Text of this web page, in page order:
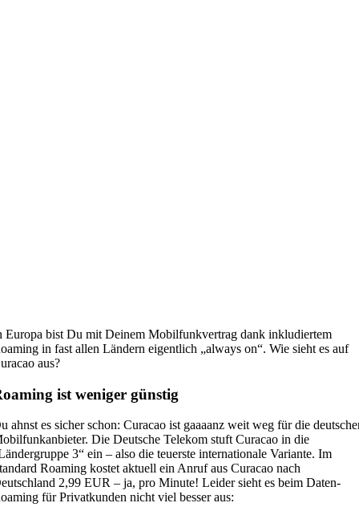
Europa bist Du mit Deinem Mobilfunkvertrag dank inkludiertem
in fast allen Ländern eigentlich „always on“. Wie sieht es auf
aus?
ist weniger günstig
ahnst es sicher schon: Curacao ist gaaaanz weit weg für die
Die Deutsche Telekom stuft Curacao in die
3“ ein – also die teuerste internationale Variante. Im
Roaming kostet aktuell ein Anruf aus Curacao nach
2,99 EUR – ja, pro Minute! Leider sieht es beim Daten-
für Privatkunden nicht viel besser aus: